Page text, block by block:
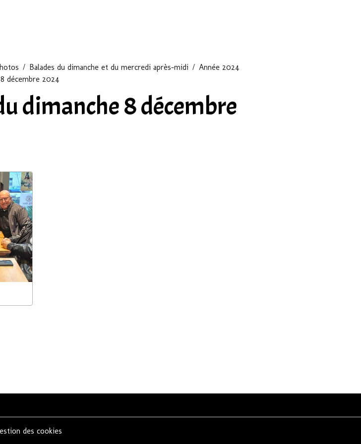
Balades du dimanche et du mercredi après-midi
Année 2024
décembre 2024
dimanche 8 décembre
des cookies